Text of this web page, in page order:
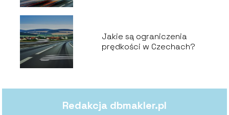
Jakie są ograniczenia
prędkości w Czechach?
Redakcja dbmakler.pl